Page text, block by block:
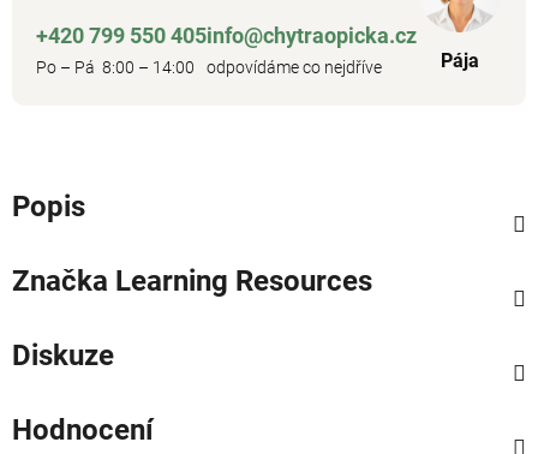
+420 799 550 405
Po – Pá 8:00 – 14:00
info@chytraopicka.cz
odpovídáme co nejdříve Pája
Popis
Značka Learning Resources
Diskuze
Hodnocení